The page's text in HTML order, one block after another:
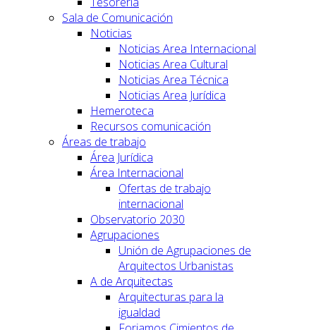
Sala de Comunicación
Noticias
Noticias Area Internacional
Noticias Area Cultural
Noticias Area Técnica
Noticias Area Jurídica
Hemeroteca
Recursos comunicación
Áreas de trabajo
Área Jurídica
Área Internacional
Ofertas de trabajo
internacional
Observatorio 2030
Agrupaciones
Unión de Agrupaciones de
Arquitectos Urbanistas
A de Arquitectas
Arquitecturas para la
igualdad